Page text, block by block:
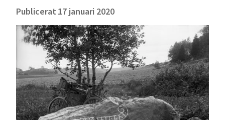
Publicerat 17 januari 2020